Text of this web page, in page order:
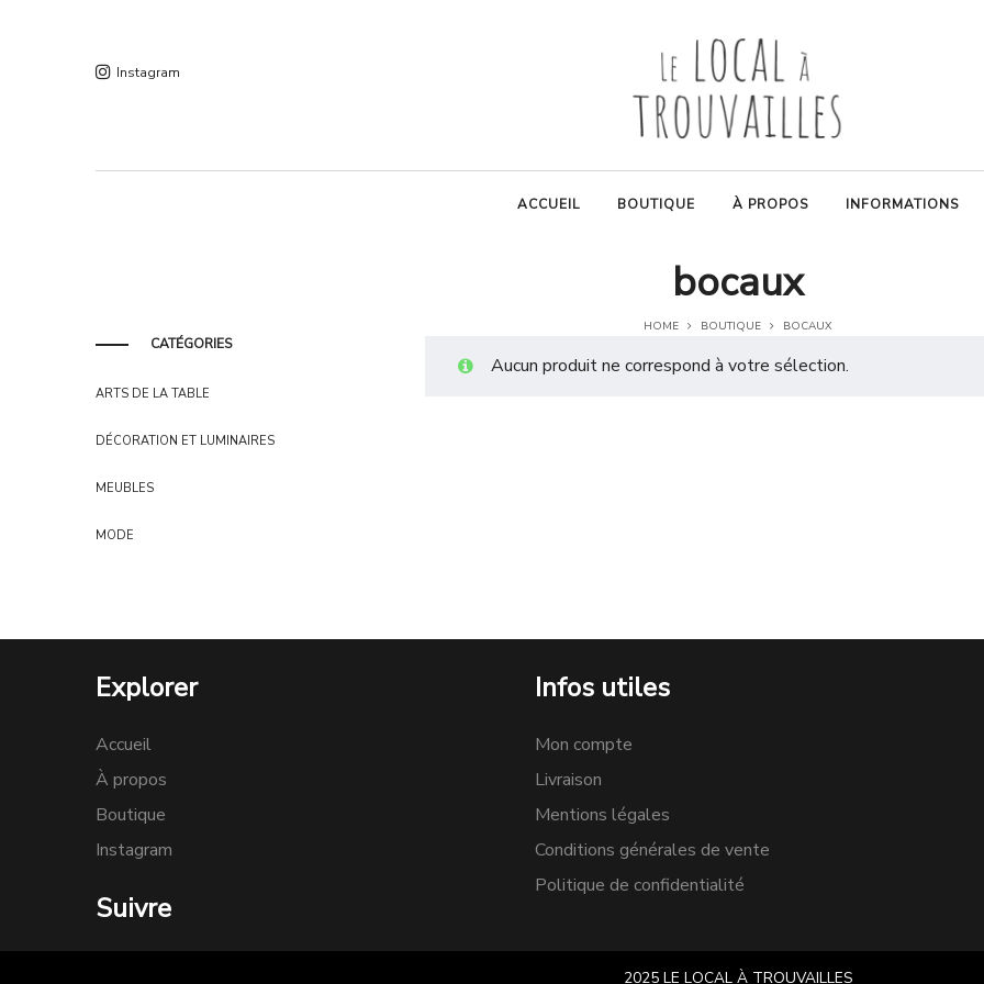
Instagram
ACCUEIL BOUTIQUE À PROPOS INFORMATIONS
bocaux
HOME BOUTIQUE BOCAUX
Aucun produit ne correspond à votre sélection.
CATÉGORIES
ARTS DE LA TABLE
DÉCORATION ET LUMINAIRES
MEUBLES
MODE
Explorer
Accueil
À propos
Boutique
Instagram
Suivre
Infos utiles
Mon compte
Livraison
Mentions légales
Conditions générales de vente
Politique de confidentialité
2025 LE LOCAL À TROUVAILLES